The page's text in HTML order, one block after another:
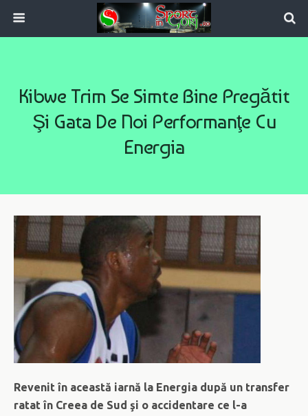
Kibwe Trim Se Simte Bine Pregătit
Şi Gata De Noi Performanţe Cu
Energia
Revenit în această iarnă la Energia după un transfer
ratat în Creea de Sud şi o accidentare ce l-a